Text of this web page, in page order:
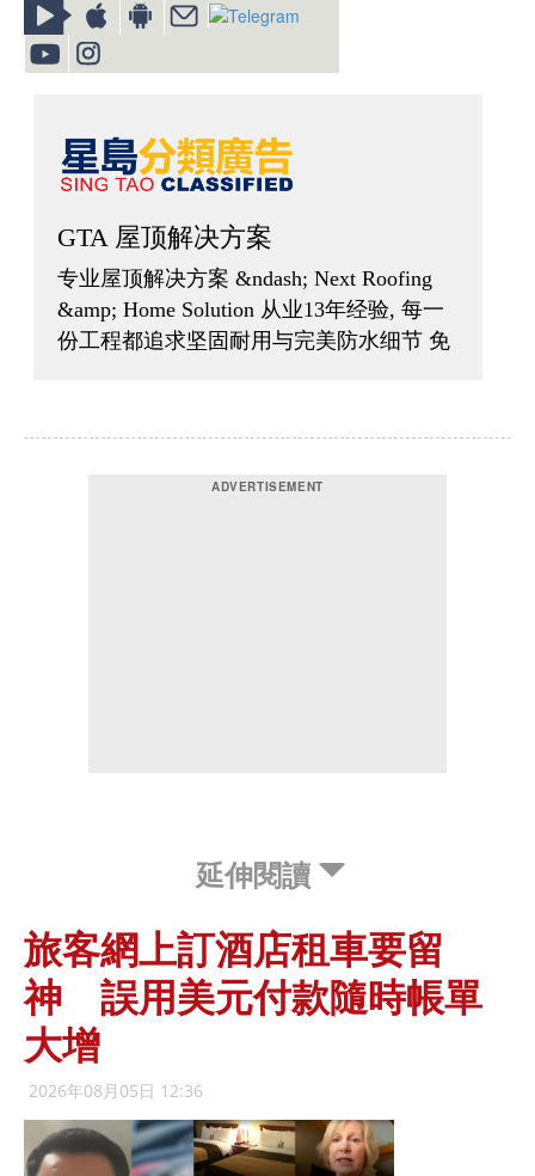
延伸閱讀
旅客網上訂酒店租車要留
神 誤用美元付款隨時帳單
大增
2026年08月05日 12:36